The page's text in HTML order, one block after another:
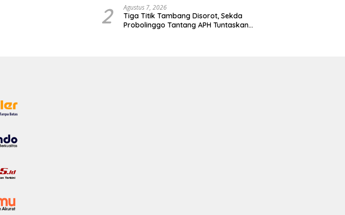
2 Agustus 7, 2026
Tiga Titik Tambang Disorot, Sekda
Probolinggo Tantang APH Tuntaskan